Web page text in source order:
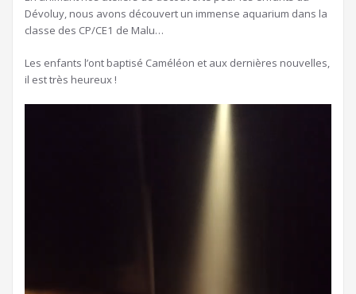
Dévoluy, nous avons découvert un immense aquarium dans la
classe des CP/CE1 de Malu…
Les enfants l’ont baptisé Caméléon et aux dernières nouvelles,
il est très heureux !